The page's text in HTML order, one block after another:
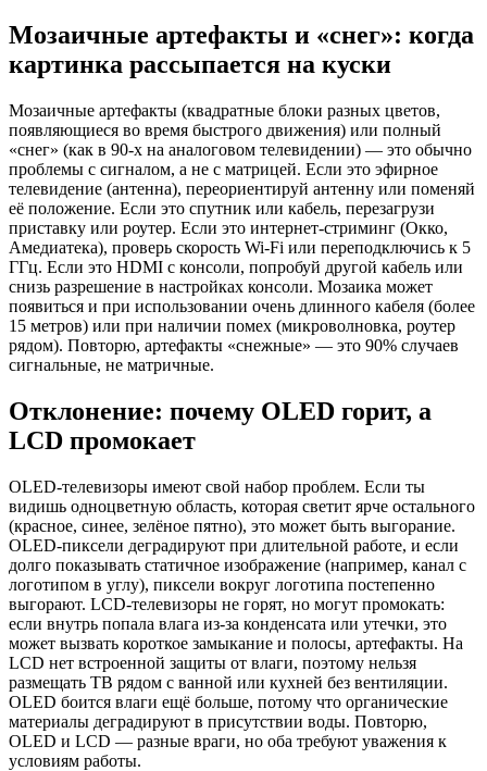
Мозаичные артефакты и «снег»: когда
картинка рассыпается на куски
Мозаичные артефакты (квадратные блоки разных цветов,
появляющиеся во время быстрого движения) или полный
«снег» (как в 90-х на аналоговом телевидении) — это обычно
проблемы с сигналом, а не с матрицей. Если это эфирное
телевидение (антенна), переориентируй антенну или поменяй
её положение. Если это спутник или кабель, перезагрузи
приставку или роутер. Если это интернет-стриминг (Окко,
Амедиатека), проверь скорость Wi-Fi или переподключись к 5
ГГц. Если это HDMI с консоли, попробуй другой кабель или
снизь разрешение в настройках консоли. Мозаика может
появиться и при использовании очень длинного кабеля (более
15 метров) или при наличии помех (микроволновка, роутер
рядом). Повторю, артефакты «снежные» — это 90% случаев
сигнальные, не матричные.
Отклонение: почему OLED горит, а
LCD промокает
OLED-телевизоры имеют свой набор проблем. Если ты
видишь одноцветную область, которая светит ярче остального
(красное, синее, зелёное пятно), это может быть выгорание.
OLED-пиксели деградируют при длительной работе, и если
долго показывать статичное изображение (например, канал с
логотипом в углу), пиксели вокруг логотипа постепенно
выгорают. LCD-телевизоры не горят, но могут промокать:
если внутрь попала влага из-за конденсата или утечки, это
может вызвать короткое замыкание и полосы, артефакты. На
LCD нет встроенной защиты от влаги, поэтому нельзя
размещать ТВ рядом с ванной или кухней без вентиляции.
OLED боится влаги ещё больше, потому что органические
материалы деградируют в присутствии воды. Повторю,
OLED и LCD — разные враги, но оба требуют уважения к
условиям работы.